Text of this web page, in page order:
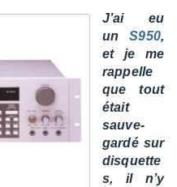
J’ai eu
unS950,
et je me
rappelle
que tout
était
sauve­
gardé sur
disquette
s, il n’y